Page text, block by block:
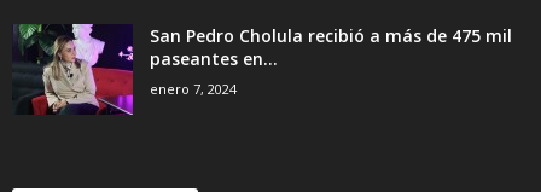
San Pedro Cholula recibió a más de 475 mil
paseantes en...
enero 7, 2024